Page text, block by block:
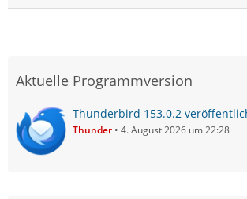
Aktuelle Programmversion
Thunderbird 153.0.2
Thunder 4. August 2026 um 22:28